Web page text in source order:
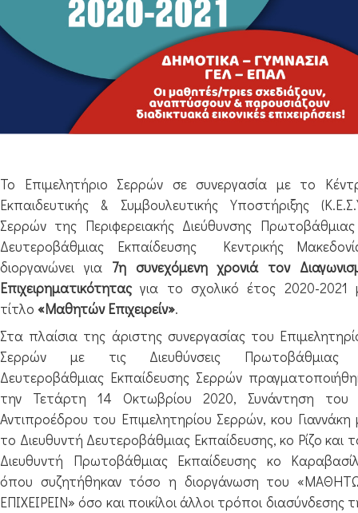
Το Επιμελητήριο Σερρών σε συνεργασία με το
Εκπαιδευτικής & Συμβουλευτικής Υποστήριξης
Σερρών της Περιφερειακής Διεύθυνσης
Δευτεροβάθμιας Εκπαίδευσης
Κεντρικής
διοργανώνει για 7η συνεχόμενη χρονιά τον
Επιχειρηματικότηταςγια το σχολικό έτος 2020-2021
τίτλο «Μαθητών Επιχειρείν».
Στα πλαίσια της άριστης συνεργασίας του
Σερρών με τις Διευθύνσεις Πρωτοβάθμιας
Δευτεροβάθμιας Εκπαίδευσης Σερρών
την Τετάρτη 14 Οκτωβρίου 2020, Συνάντηση του
Αντιπροέδρου του Επιμελητηρίου Σερρών, κου Γιαννάκη
το Διευθυντή Δευτεροβάθμιας Εκπαίδευσης, κο Ρίζο και
Διευθυντή Πρωτοβάθμιας Εκπαίδευσης κο
όπου συζητήθηκαν τόσο η διοργάνωση του
ΕΠΙΧΕΙΡΕΙΝ» όσο και ποικίλοι άλλοι τρόποι διασύνδεσης